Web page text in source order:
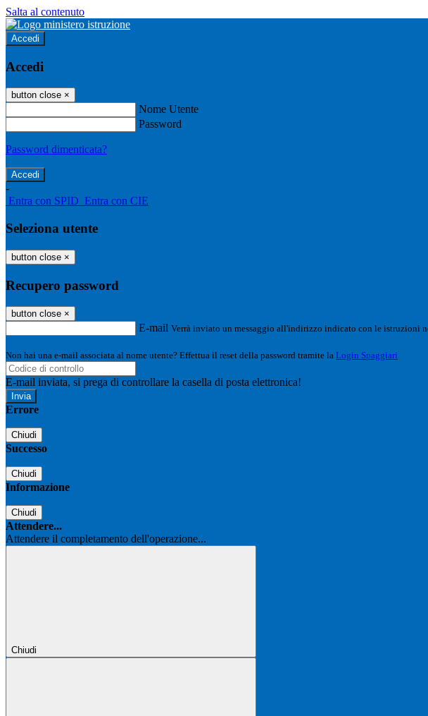
Salta al contenuto
Accedi
Accedi
button close ×
Nome Utente
Password
Password dimenticata?
-
Entra con SPID Entra con CIE
Seleziona utente
button close ×
Recupero password
button close ×
E-mail Verrà inviato un messaggio all'indirizzo indicato con le istruzioni
Non hai una e-mail associata al nome utente? Effettua il reset della password tramite la Login Spaggiari
E-mail inviata, si prega di controllare la casella di posta elettronica!
Errore
Chiudi
Successo
Chiudi
Informazione
Chiudi
Attendere...
Attendere il completamento dell'operazione...
Chiudi